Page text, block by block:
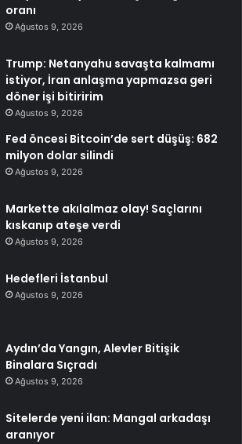
oranı
Ağustos 9, 2026
Trump: Netanyahu savaşta kalmamı
istiyor, İran anlaşma yapmazsa geri
döner işi bitiririm
Ağustos 9, 2026
Fed öncesi Bitcoin’de sert düşüş: 682
milyon dolar silindi
Ağustos 9, 2026
Markette akılalmaz olay! Saçlarını
kıskanıp ateşe verdi
Ağustos 9, 2026
Hedefleri İstanbul
Ağustos 9, 2026
Aydın’da Yangın, Alevler Bitişik
Binalara Sıçradı
Ağustos 9, 2026
Sitelerde yeni ilan: Mangal arkadaşı
aranıyor